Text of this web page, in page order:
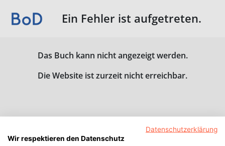
Ein Fehler ist aufgetreten.
Das Buch kann nicht angezeigt werden.
Die Website ist zurzeit nicht erreichbar.
Datenschutzerklärung
Wir respektieren den Datenschutz